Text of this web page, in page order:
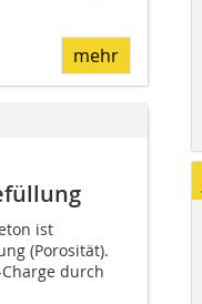
mehr
ist
(Porosität).
durch